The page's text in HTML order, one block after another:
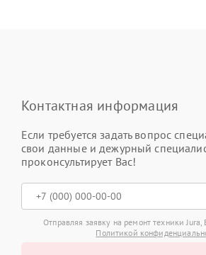
Контактная информация
Если требуется задать вопрос
свои данные и дежурный
проконсультирует Вас!
Отправляя заявку на ремонт техники Jura,
Политикой